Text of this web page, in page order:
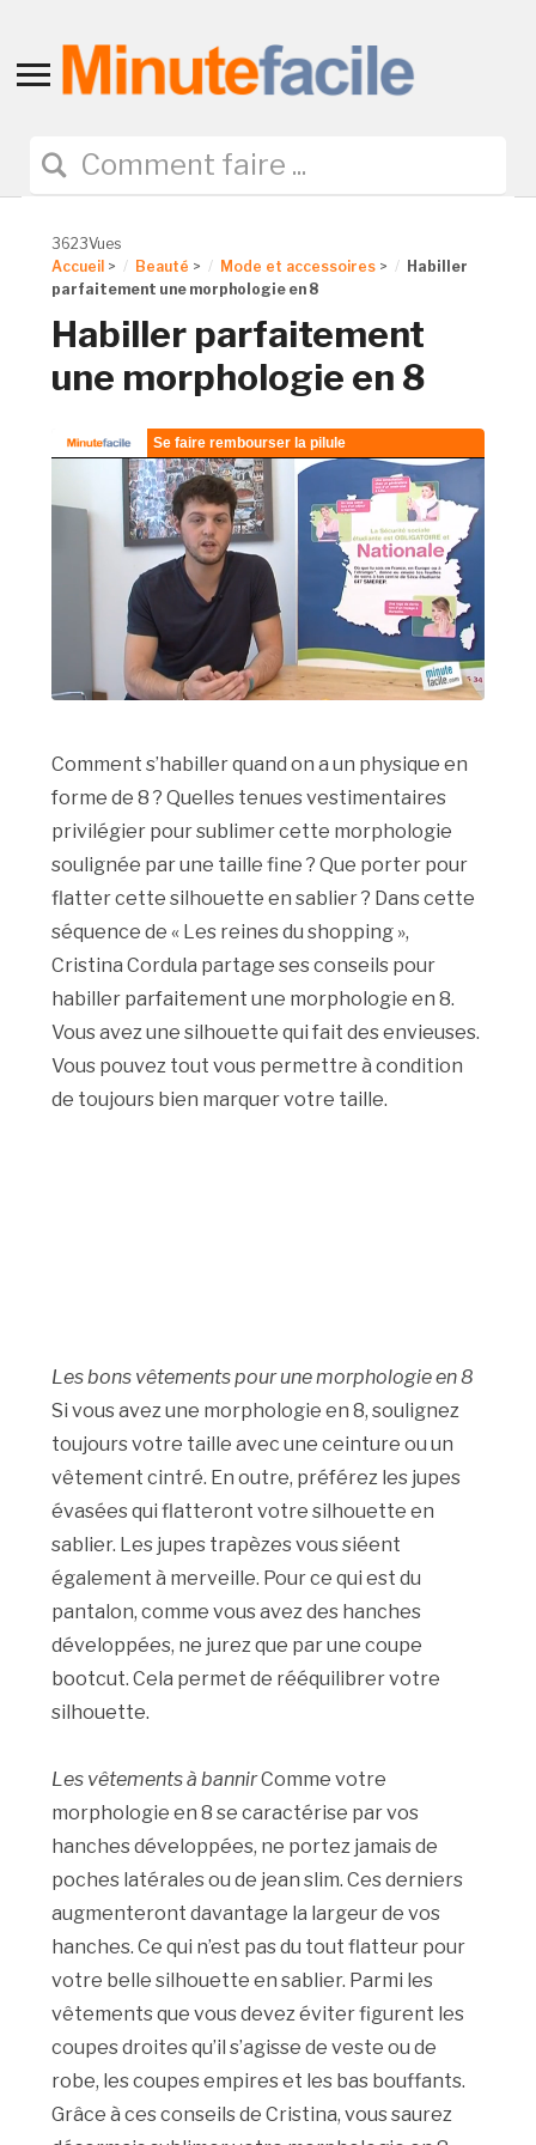
Toggle
navigation
3623Vues
Accueil > Beauté > Mode et accessoires >
Habiller
parfaitement une morphologie en 8
Habiller parfaitement
une morphologie en 8
Comment s’habiller quand on a un physique en
forme de 8 ? Quelles tenues vestimentaires
privilégier pour sublimer cette morphologie
soulignée par une taille fine ? Que porter pour
flatter cette silhouette en sablier ? Dans cette
séquence de « Les reines du shopping »,
Cristina Cordula partage ses conseils pour
habiller parfaitement une morphologie en 8.
Vous avez une silhouette qui fait des envieuses.
Vous pouvez tout vous permettre à condition
de toujours bien marquer votre taille.
Les bons vêtements pour une morphologie en 8
Si vous avez une morphologie en 8, soulignez
toujours votre taille avec une ceinture ou un
vêtement cintré. En outre, préférez les jupes
évasées qui flatteront votre silhouette en
sablier. Les jupes trapèzes vous siéent
également à merveille. Pour ce qui est du
pantalon, comme vous avez des hanches
développées, ne jurez que par une coupe
bootcut. Cela permet de rééquilibrer votre
silhouette.
Les vêtements à bannirComme votre
morphologie en 8 se caractérise par vos
hanches développées, ne portez jamais de
poches latérales ou de jean slim. Ces derniers
augmenteront davantage la largeur de vos
hanches. Ce qui n’est pas du tout flatteur pour
votre belle silhouette en sablier. Parmi les
vêtements que vous devez éviter figurent les
coupes droites qu’il s’agisse de veste ou de
robe, les coupes empires et les bas bouffants.
Grâce à ces conseils de Cristina, vous saurez